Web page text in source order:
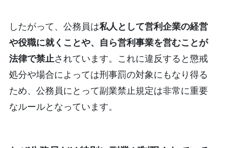
したがって、公務員は私人として営利企業の経営
や役職に就くことや、自ら営利事業を営むことが
法律で禁止されています。これに違反すると懲戒
処分や場合によっては刑事罰の対象にもなり得る
ため、公務員にとって副業禁止規定は非常に重要
なルールとなっています。